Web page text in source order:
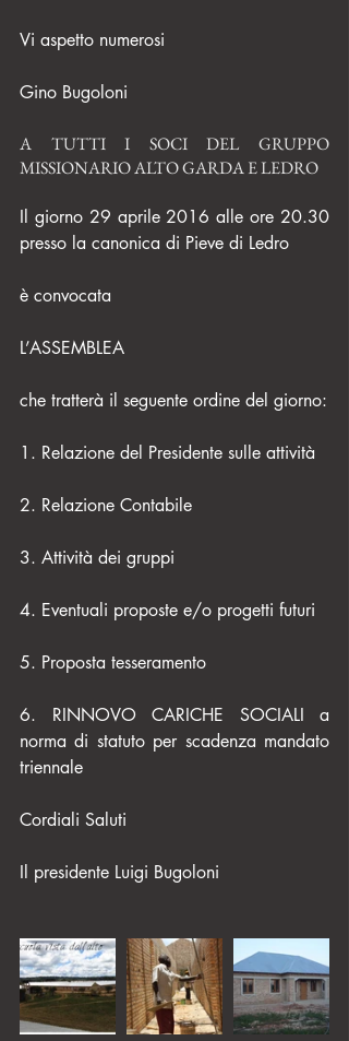
Vi aspetto numerosi
Gino Bugoloni
A TUTTI I SOCI DEL GRUPPO
MISSIONARIO ALTO GARDA E LEDRO
Il giorno 29 aprile 2016 alle ore 20.30
presso la canonica di Pieve di Ledro
è convocata
L’ASSEMBLEA
che tratterà il seguente ordine del giorno:
1. Relazione del Presidente sulle attività
2. Relazione Contabile
3. Attività dei gruppi
4. Eventuali proposte e/o progetti futuri
5. Proposta tesseramento
6. RINNOVO CARICHE SOCIALI a
norma di statuto per scadenza mandato
triennale
Cordiali Saluti
Il presidente Luigi Bugoloni